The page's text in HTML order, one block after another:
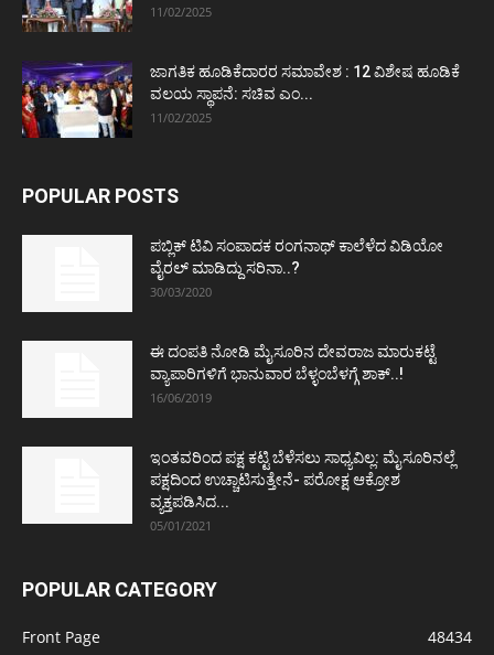
11/02/2025
ಜಾಗತಿಕ ಹೂಡಿಕೆದಾರರ ಸಮಾವೇಶ : 12 ವಿಶೇಷ ಹೂಡಿಕೆ
ವಲಯ ಸ್ಥಾಪನೆ: ಸಚಿವ ಎಂ...
11/02/2025
POPULAR POSTS
ಪಬ್ಲಿಕ್ ಟಿವಿ ಸಂಪಾದಕ ರಂಗನಾಥ್ ಕಾಲೆಳೆದ ವಿಡಿಯೋ
ವೈರಲ್ ಮಾಡಿದ್ದು ಸರಿನಾ..?
30/03/2020
ಈ ದಂಪತಿ ನೋಡಿ ಮೈಸೂರಿನ ದೇವರಾಜ ಮಾರುಕಟ್ಟೆ
ವ್ಯಾಪಾರಿಗಳಿಗೆ ಭಾನುವಾರ ಬೆಳ್ಳಂಬೆಳಗ್ಗೆ ಶಾಕ್..!
16/06/2019
ಇಂತವರಿಂದ ಪಕ್ಷ ಕಟ್ಟಿ ಬೆಳೆಸಲು ಸಾಧ್ಯವಿಲ್ಲ: ಮೈಸೂರಿನಲ್ಲೆ
ಪಕ್ಷದಿಂದ ಉಚ್ಚಾಟಿಸುತ್ತೇನೆ- ಪರೋಕ್ಷ ಆಕ್ರೋಶ
ವ್ಯಕ್ತಪಡಿಸಿದ...
05/01/2021
POPULAR CATEGORY
Front Page
48434